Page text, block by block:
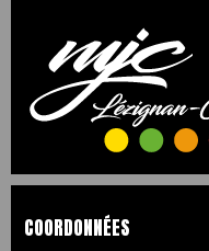
COORDONNÉES